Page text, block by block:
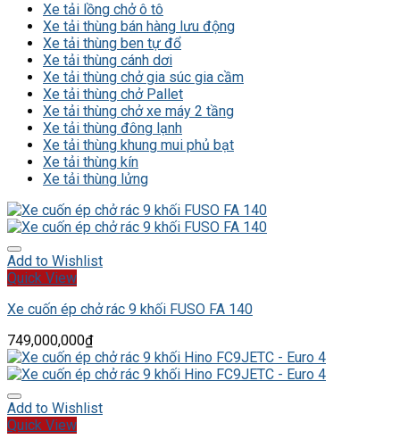
Xe tải lồng chở ô tô
Xe tải thùng bán hàng lưu động
Xe tải thùng ben tự đổ
Xe tải thùng cánh dơi
Xe tải thùng chở gia súc gia cầm
Xe tải thùng chở Pallet
Xe tải thùng chở xe máy 2 tầng
Xe tải thùng đông lạnh
Xe tải thùng khung mui phủ bạt
Xe tải thùng kín
Xe tải thùng lửng
Add to Wishlist
Quick View
Xe cuốn ép chở rác 9 khối FUSO FA 140
749,000,000₫
Add to Wishlist
Quick View